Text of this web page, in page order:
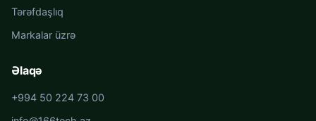
Tərəfdaşlıq
Markalar üzrə
Əlaqə
+994 50 224 73 00